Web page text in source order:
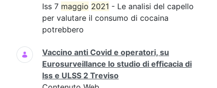
Iss 7 maggio 2021 - Le analisi del capello
per valutare il consumo di cocaina
potrebbero
Vaccino anti Covid e operatori, su
Eurosurveillance lo studio di efficacia di
Iss e ULSS 2 Treviso